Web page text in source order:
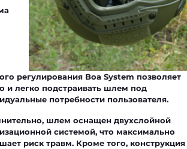
регулирования Boa System позволяет
и легко подстраивать шлем под
потребности пользователя.
шлем оснащен двухслойной
системой, что максимально
риск травм. Кроме того, конструкция